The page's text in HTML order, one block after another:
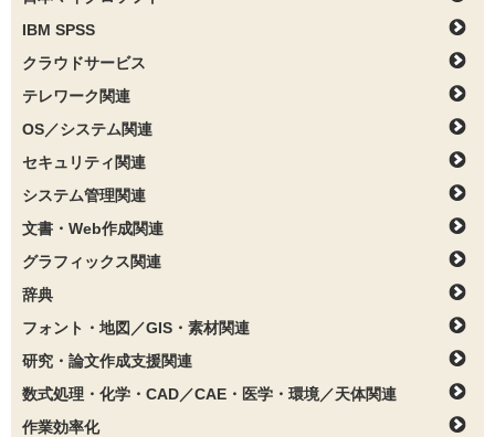
IBM SPSS
クラウドサービス
テレワーク関連
OS／システム関連
セキュリティ関連
システム管理関連
文書・Web作成関連
グラフィックス関連
辞典
フォント・地図／GIS・素材関連
研究・論文作成支援関連
数式処理・化学・CAD／CAE・医学・環境／天体関連
作業効率化